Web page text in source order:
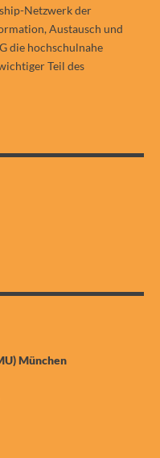
Netzwerk der
Austausch und
die hochschulnahe
Teil des
München